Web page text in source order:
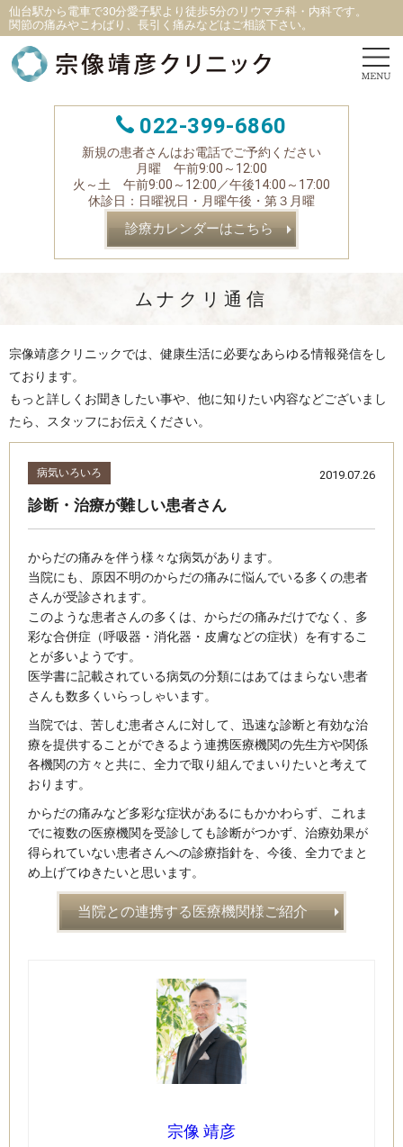
仙台駅から電車で30分愛子駅より徒歩5分の リウマチ科 ・ 内科です。
関節の痛みやこわばり、長引く痛みなどはご相談下さい。
022-399-6860
新規の患者さんはお電話でご予約ください
月曜 午前9:00～12:00
火～土 午前9:00～12:00／午後14:00～17:00
休診日：日曜祝日・月曜午後・第３月曜
診療カレンダーはこちら
ムナクリ通信
宗像靖彦クリニックでは、健康生活に必要なあらゆる情報発信をし
ております。
もっと詳しくお聞きしたい事や、他に知りたい内容などございまし
たら、スタッフにお伝えください。
病気いろいろ
診断・治療が難しい患者さん
2019.07.26
からだの痛みを伴う様々な病気があります。
当院にも、原因不明のからだの痛みに悩んでいる多くの患者
さんが受診されます。
このような患者さんの多くは、からだの痛みだけでなく、多
彩な合併症（呼吸器・消化器・皮膚などの症状）を有するこ
とが多いようです。
医学書に記載されている病気の分類にはあてはまらない患者
さんも数多くいらっしゃいます。
当院では、苦しむ患者さんに対して、迅速な診断と有効な治
療を提供することができるよう連携医療機関の先生方や関係
各機関の方々と共に、全力で取り組んでまいりたいと考えて
おります。
からだの痛みなど多彩な症状があるにもかかわらず、これま
でに複数の医療機関を受診しても診断がつかず、治療効果が
得られていない患者さんへの診療指針を、今後、全力でまと
め上げてゆきたいと思います。
当院との連携する医療機関様ご紹介
宗像 靖彦